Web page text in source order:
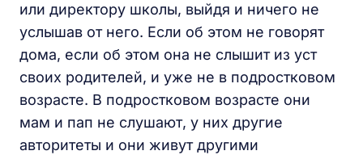
или директору школы, выйдя и ничего не
услышав от него. Если об этом не говорят
дома, если об этом она не слышит из уст
своих родителей, и уже не в подростковом
возрасте. В подростковом возрасте они
мам и пап не слушают, у них другие
авторитеты и они живут другими